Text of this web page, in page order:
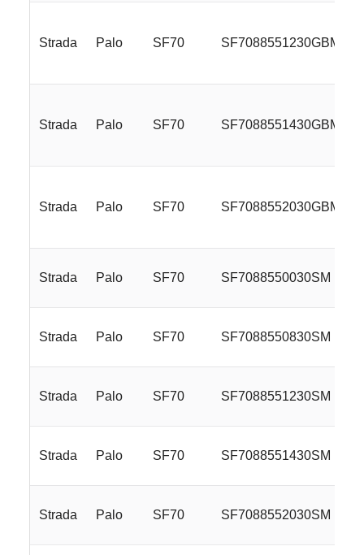
Strada Palo SF70 SF7088551230GBM
Strada Palo SF70 SF7088551430GBM
Strada Palo SF70 SF7088552030GBM
Strada Palo SF70 SF7088550030SM
Strada Palo SF70 SF7088550830SM
Strada Palo SF70 SF7088551230SM
Strada Palo SF70 SF7088551430SM
Strada Palo SF70 SF7088552030SM